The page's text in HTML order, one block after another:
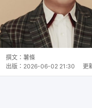
撰文： 薯條
出版： 2026-06-02 21:30 更